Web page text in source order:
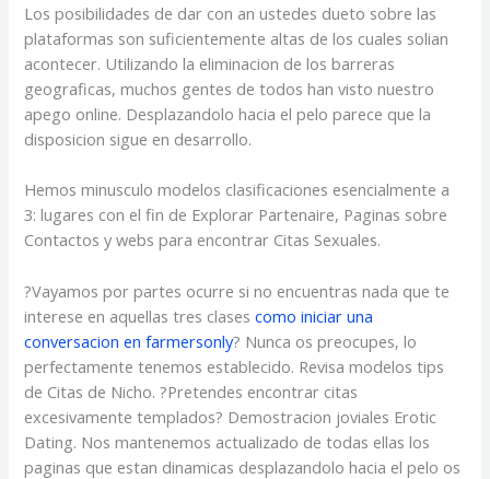
Los posibilidades de dar con an ustedes dueto sobre las
plataformas son suficientemente altas de los cuales solian
acontecer. Utilizando la eliminacion de los barreras
geograficas, muchos gentes de todos han visto nuestro
apego online. Desplazandolo hacia el pelo parece que la
disposicion sigue en desarrollo.
Hemos minusculo modelos clasificaciones esencialmente a
3: lugares con el fin de Explorar Partenaire, Paginas sobre
Contactos y webs para encontrar Citas Sexuales.
?Vayamos por partes ocurre si no encuentras nada que te
interese en aquellas tres clasescomo iniciar una
conversacion en farmersonly? Nunca os preocupes, lo
perfectamente tenemos establecido. Revisa modelos tips
de Citas de Nicho. ?Pretendes encontrar citas
excesivamente templados? Demostracion joviales Erotic
Dating. Nos mantenemos actualizado de todas ellas los
paginas que estan dinamicas desplazandolo hacia el pelo os